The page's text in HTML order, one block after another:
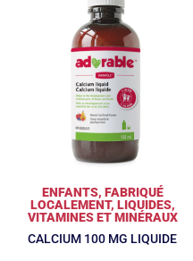
ENFANTS, FABRIQUÉ
LOCALEMENT, LIQUIDES,
VITAMINES ET MINÉRAUX
CALCIUM 100 MG LIQUIDE